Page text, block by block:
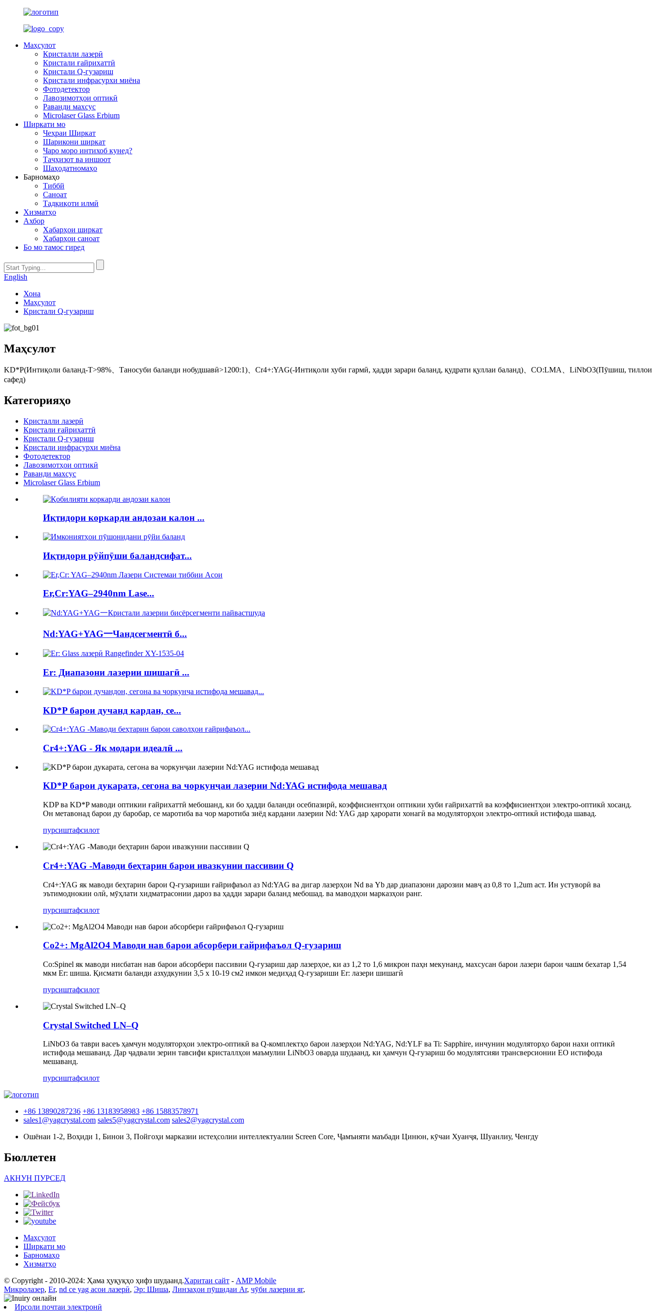
Маҳсулот
Кристалли лазерӣ
Кристали ғайрихаттӣ
Кристали Q-гузариш
Кристали инфрасурхи миёна
Фотодетектор
Лавозимотҳои оптикӣ
Раванди махсус
Microlaser Glass Erbium
Ширкати мо
Чеҳраи Ширкат
Шарикони ширкат
Чаро моро интихоб кунед?
Таҷҳизот ва иншоот
Шаҳодатномаҳо
Барномаҳо
Тиббй
Саноат
Тадқиқоти илмӣ
Хизматҳо
Ахбор
Хабарҳои ширкат
Хабарҳои саноат
Бо мо тамос гиред
English
Хона
Маҳсулот
Кристали Q-гузариш
Маҳсулот
KD*P(Интиқоли баланд-T>98%、Таносуби баланди нобудшавӣ>1200:1)、Cr4+:YAG(-Интиқоли хуби гармӣ, ҳадди зарари баланд, қудрати қуллаи баланд)、CO:LMA、LiNbO3(Пӯшиш, тиллои
сафед)
Категорияҳо
Кристалли лазерӣ
Кристали ғайрихаттӣ
Кристали Q-гузариш
Кристали инфрасурхи миёна
Фотодетектор
Лавозимотҳои оптикӣ
Раванди махсус
Microlaser Glass Erbium
Иқтидори коркарди андозаи калон ...
Иқтидори рӯйпӯши баландсифат...
Er,Cr:YAG–2940nm Lase...
Nd:YAG+YAG一Чандсегментӣ б...
Er: Диапазони лазерии шишагӣ ...
KD*P барои дучанд кардан, се...
Cr4+:YAG - Як модари идеалӣ ...
KD*P барои дукарата, сегона ва чоркунҷаи лазерии Nd:YAG истифода мешавад
KDP ва KD*P маводи оптикии ғайрихаттӣ мебошанд, ки бо ҳадди баланди осебпазирӣ, коэффисиентҳои оптикии хуби ғайрихаттӣ ва коэффисиентҳои электро-оптикӣ хосанд.
Он метавонад барои ду баробар, се маротиба ва чор маротиба зиёд кардани лазерии Nd: YAG дар ҳарорати хонагӣ ва модуляторҳои электро-оптикӣ истифода шавад.
пурсиштафсилот
Cr4+:YAG -Маводи беҳтарин барои ивазкунии пассивии Q
Cr4+:YAG як маводи беҳтарин барои Q-гузариши ғайрифаъол аз Nd:YAG ва дигар лазерҳои Nd ва Yb дар диапазони дарозии мавҷ аз 0,8 то 1,2um аст. Ин устуворӣ ва
эътимоднокии олӣ, мӯҳлати хидматрасонии дароз ва ҳадди зарари баланд мебошад. ва маводҳои марказҳои ранг.
пурсиштафсилот
Co2+: MgAl2O4 Маводи нав барои абсорбери ғайрифаъол Q-гузариш
Co:Spinel як маводи нисбатан нав барои абсорбери пассивии Q-гузариш дар лазерҳое, ки аз 1,2 то 1,6 микрон паҳн мекунанд, махсусан барои лазери барои чашм бехатар 1,54
мкм Er: шиша. Қисмати баланди азхудкунии 3,5 x 10-19 см2 имкон медиҳад Q-гузариши Er: лазери шишагӣ
пурсиштафсилот
Crystal Switched LN–Q
LiNbO3 ба таври васеъ ҳамчун модуляторҳои электро-оптикӣ ва Q-комплектҳо барои лазерҳои Nd:YAG, Nd:YLF ва Ti: Sapphire, инчунин модуляторҳо барои нахи оптикӣ
истифода мешаванд. Дар ҷадвали зерин тавсифи кристаллҳои маъмулии LiNbO3 оварда шудаанд, ки ҳамчун Q-гузариш бо модулятсияи трансверсионии EO истифода
мешаванд.
пурсиштафсилот
+86 13890287236 +86 13183958983 +86 15883578971
sales1@yagcrystal.com sales5@yagcrystal.com sales2@yagcrystal.com
Ошёнаи 1-2, Воҳиди 1, Бинои 3, Пойгоҳи марказии истеҳсолии интеллектуалии Screen Core, Ҷамъияти маъбади Цинюн, кӯчаи Хуанҷя, Шуанлиу, Ченгду
Бюллетен
АКНУН ПУРСЕД
Маҳсулот
Ширкати мо
Барномаҳо
Хизматҳо
© Copyright - 2010-2024: Ҳама ҳуқуқҳо ҳифз шудаанд.Харитаи сайт - AMP Mobile
Микролазер, Er, nd ce yag асои лазерӣ, Эр: Шиша, Линзаҳои пӯшидаи Ar, чӯби лазерии яг,
Ирсоли почтаи электронӣ